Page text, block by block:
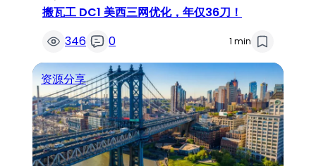
搬瓦工 DC1 美西三网优化，年仅36刀！
346
0 1 min
资源分享